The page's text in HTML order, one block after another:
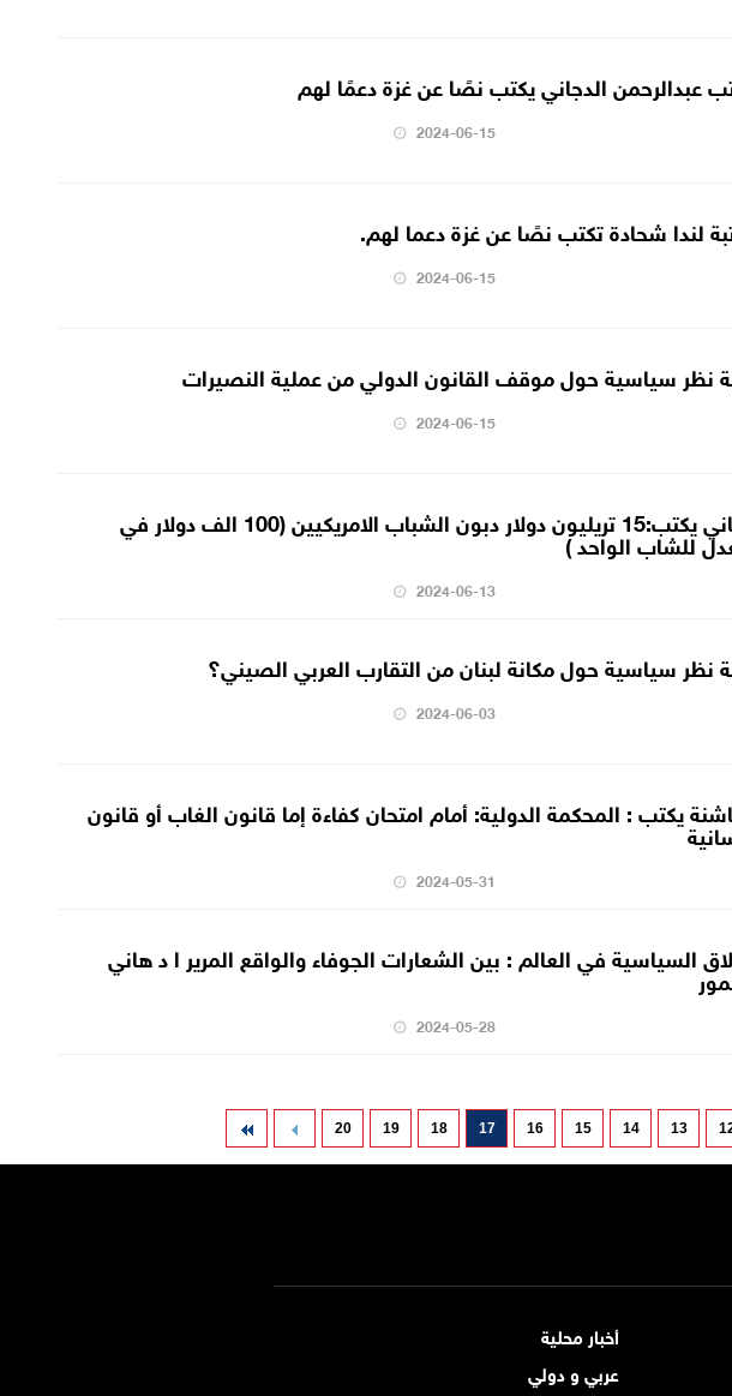
عبدالرحمن الدجاني يكتب نصًا عن غزة دعمًا لهم
2024-06-15
لندا شحادة تكتب نصًا عن غزة دعما لهم.
2024-06-15
نظر سياسية حول موقف القانون الدولي من عملية النصيرات
2024-06-15
العناني يكتب:15 تريليون دولار دبون الشباب الامريكيين (100 الف دولار في
للشاب الواحد )
2024-06-13
نظر سياسية حول مكانة لبنان من التقارب العربي الصيني؟
2024-06-03
يكتب : المحكمة الدولية: أمام امتحان كفاءة إما قانون الغاب أو قانون
2024-05-31
السياسية في العالم : بين الشعارات الجوفاء والواقع المرير ا د هاني
2024-05-28
13
14
15
16
17
18
19
20
أخبار محلية
عربي و دولي